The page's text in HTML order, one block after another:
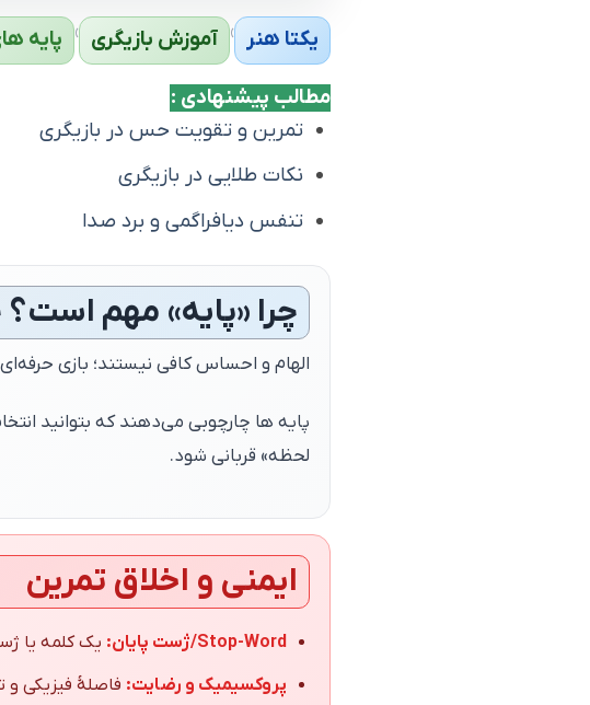
یکتا هنر › آموزش بازیگری › پایه‌
مطالب پیشنهادی :
تمرین و تقویت حس در بازیگری
نکات طلایی در بازیگری
تنفس دیافراگمی و برد صدا
چرا «پایه» مهم است؟
الهام و احساس کافی نیستند؛ بازی حرفه‌ای
پایه‌ ها چارچوبی می‌دهند که بتوانید
لحظه» قربانی شود.
ایمنی و اخلاق تمرین
Stop-Word/ژست پایان:
یک کلمه یا
پروکسیمیک و رضایت: فاصلهٔ فیزیکی